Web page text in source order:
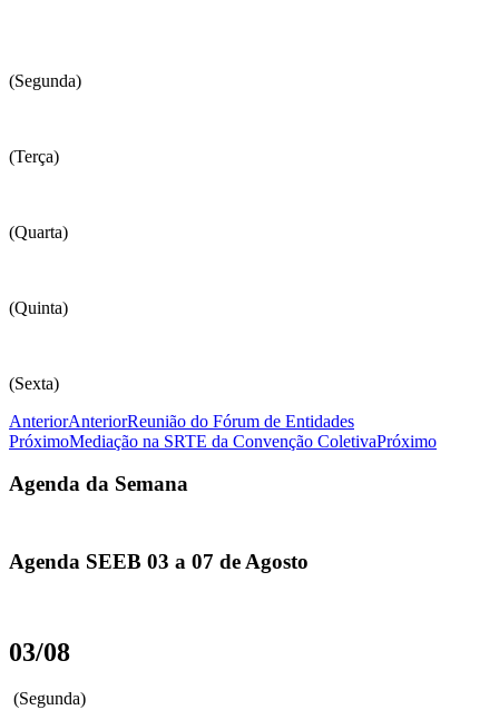
(Segunda)
(Terça)
(Quarta)
(Quinta)
(Sexta)
AnteriorAnteriorReunião do Fórum de Entidades
PróximoMediação na SRTE da Convenção ColetivaPróximo
Agenda da Semana
Agenda SEEB 03 a 07 de Agosto
03/08
(Segunda)